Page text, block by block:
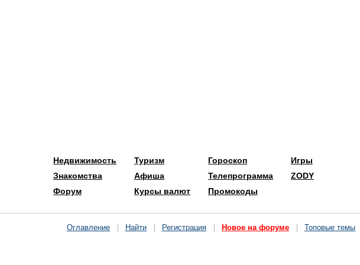
Недвижимость
Знакомства
Форум
Туризм
Афиша
Курсы валют
Гороскоп
Телепрограмма
Промокоды
Игры
ZODY
Оглавление Найти Регистрация Новое на форуме Топовые темы